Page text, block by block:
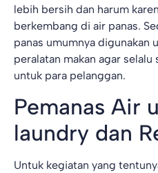
lebih bersih dan harum
berkembang di air panas.
panas umumnya digunakan
peralatan makan agar
untuk para pelanggan.
Pemanas Air
laundry dan
Untuk kegiatan yang